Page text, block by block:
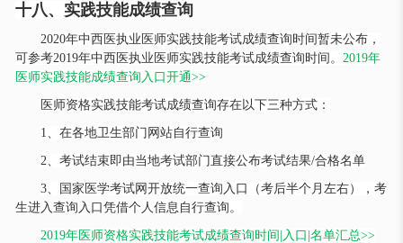
十八、实践技能成绩查询
2020年中西医执业医师实践技能考试成绩查询时间暂未公布，
可参考2019年中西医执业医师实践技能考试成绩查询时间。 2019年
医师实践技能成绩查询入口开通>>
医师资格实践技能考试成绩查询存在以下三种方式：
1、在各地卫生部门网站自行查询
2、考试结束即由当地考试部门直接公布考试结果/合格名单
3、国家医学考试网开放统一查询入口（考后半个月左右），考
生进入查询入口凭借个人信息自行查询。
2019年医师资格实践技能考试成绩查询时间|入口|名单汇总>>